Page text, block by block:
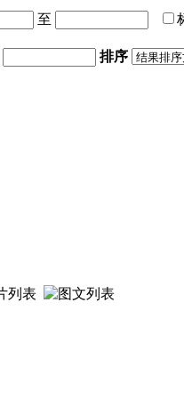
至
排序